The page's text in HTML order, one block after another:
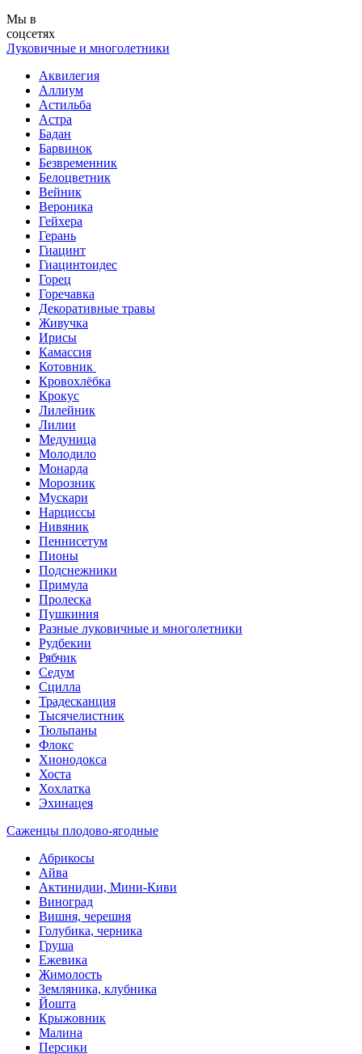
Мы в
соцсетях
Луковичные и многолетники
Аквилегия
Аллиум
Астильба
Астра
Бадан
Барвинок
Безвременник
Белоцветник
Вейник
Вероника
Гейхера
Герань
Гиацинт
Гиацинтоидес
Горец
Горечавка
Декоративные травы
Живучка
Ирисы
Камассия
Котовник
Кровохлёбка
Крокус
Лилейник
Лилии
Медуница
Молодило
Монарда
Морозник
Мускари
Нарциссы
Нивяник
Пеннисетум
Пионы
Подснежники
Примула
Пролеска
Пушкиния
Разные луковичные и многолетники
Рудбекии
Рябчик
Седум
Сцилла
Традесканция
Тысячелистник
Тюльпаны
Флокс
Хионодокса
Хоста
Хохлатка
Эхинацея
Саженцы плодово-ягодные
Абрикосы
Айва
Актинидии, Мини-Киви
Виноград
Вишня, черешня
Голубика, черника
Груша
Ежевика
Жимолость
Земляника, клубника
Йошта
Крыжовник
Малина
Персики